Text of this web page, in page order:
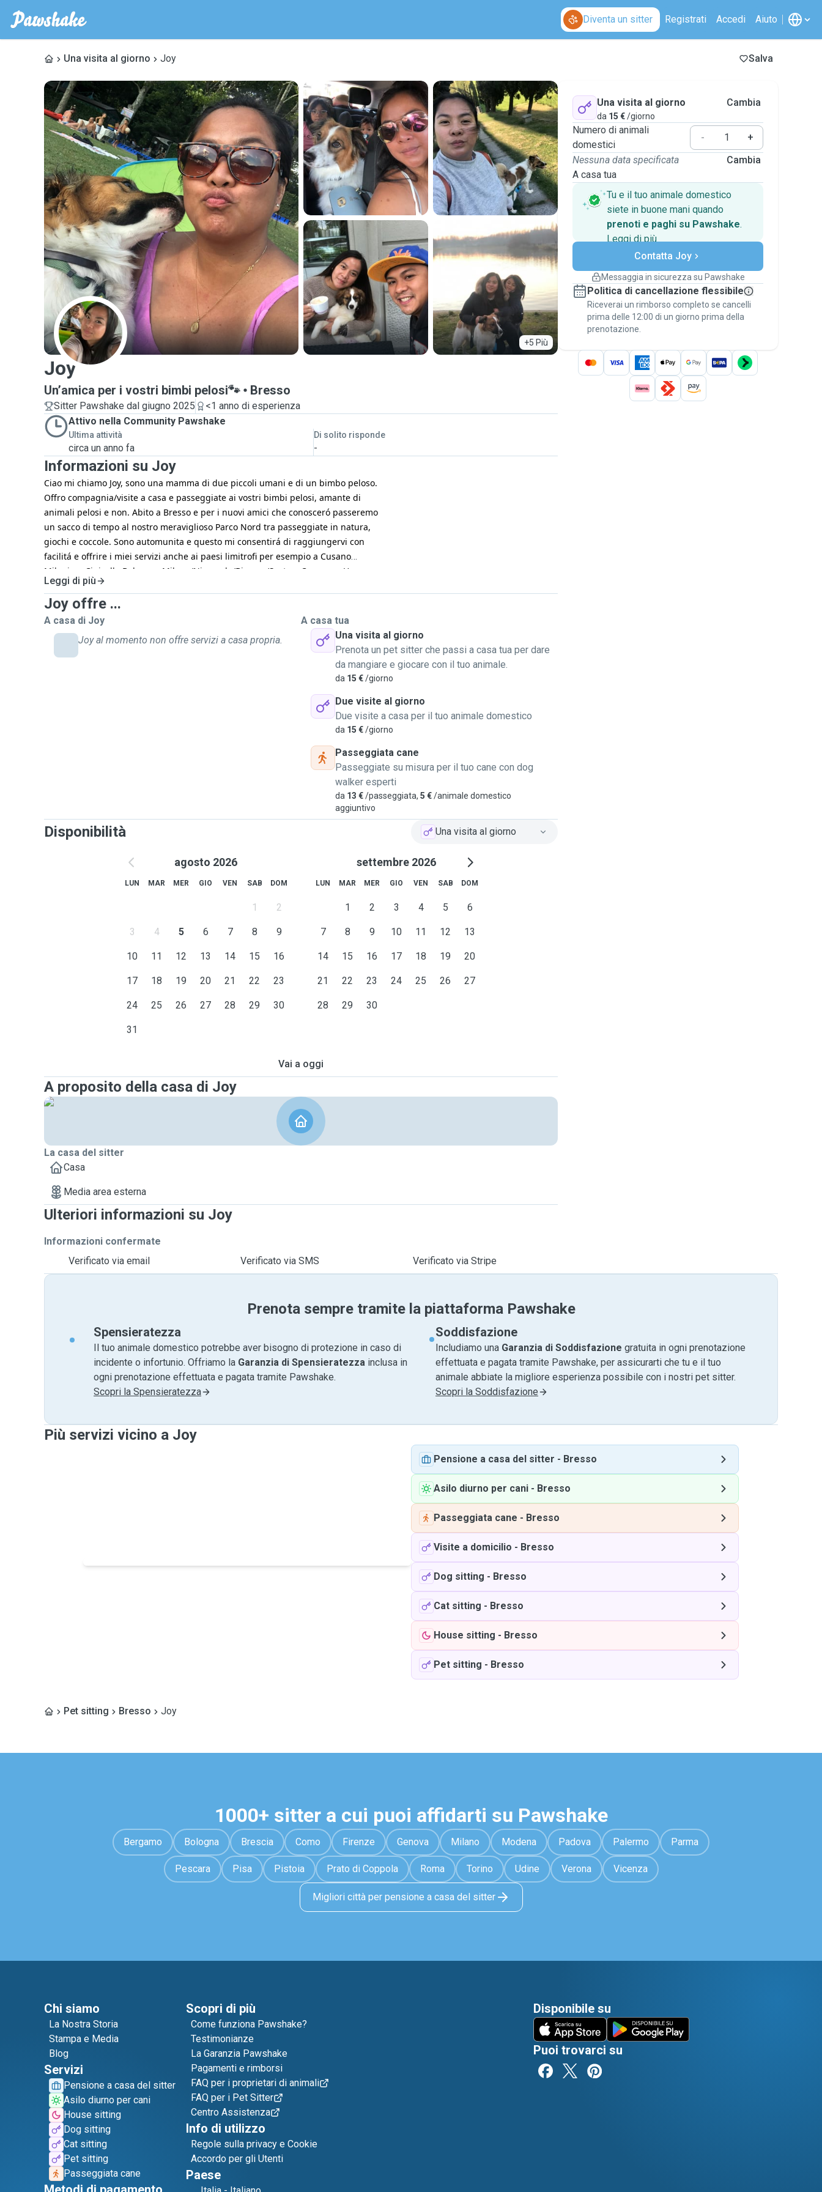
Diventa un sitter Registrati Accedi Aiuto
Una visita al giorno Joy Salva
+5 Più
J
Joy
Un’amica per i vostri bimbi pelosi🐾 Bresso
Sitter Pawshake dal giugno 2025
<1 anno di esperienza
Attivo nella Community Pawshake
Ultima attività
circa un anno fa
Di solito risponde
-
Informazioni su Joy
Ciao mi chiamo Joy, sono una mamma di due piccoli umani e di un bimbo peloso.
Offro compagnia/visite a casa e passeggiate ai vostri bimbi pelosi, amante di
animali pelosi e non. Abito a Bresso e per i nuovi amici che conosceró passeremo
un sacco di tempo al nostro meraviglioso Parco Nord tra passeggiate in natura,
giochi e coccole. Sono automunita e questo mi consentirá di raggiungervi con
facilitá e offrire i miei servizi anche ai paesi limitrofi per esempio a Cusano
Milanino, Cinisello Balsamo, Milano/Niguarda/Bicocca/Sesto e Cormano. Ho un
lavoro principale su turni, quindi mi scuso giá in anticipo se non riusciró sempre
accontentarvi, ma se gli orari combiaciano e nei giorni di riposo sono libera, sono a
vostra disposizione e mi farebbe un sacco piacere fare un'pó di compgania ai
vostri amici a quattro zampe. Non vedo l'ora di conoscervi tutti a presto
Ciaooooooo!!!!!
Leggi di più
Joy offre ...
A casa di Joy
Joy al momento non offre servizi a casa propria.
A casa tua
Una visita al giorno
Prenota un pet sitter che passi a casa tua per dare
da mangiare e giocare con il tuo animale.
da 15 €/giorno
Due visite al giorno
Due visite a casa per il tuo animale domestico
da 15 €/giorno
Passeggiata cane
Passeggiate su misura per il tuo cane con dog
walker esperti
da 13 €/passeggiata, 5 €/animale domestico
aggiuntivo
Disponibilità Una visita al giorno
agosto 2026
LUN MAR MER GIO VEN SAB DOM
1 2
3 4 5 6 7 8 9
10 11 12 13 14 15 16
17 18 19 20 21 22 23
24 25 26 27 28 29 30
31
settembre 2026
LUN MAR MER GIO VEN SAB DOM
1 2 3 4 5 6
7 8 9 10 11 12 13
14 15 16 17 18 19 20
21 22 23 24 25 26 27
28 29 30
Vai a oggi
A proposito della casa di Joy
La casa del sitter
Casa
Media area esterna
Ulteriori informazioni su Joy
Informazioni confermate
Verificato via email
Verificato via SMS Verificato via Stripe
Una visita al giorno
da 15 €/giorno
Cambia
Numero di animali
domestici
-
+
Nessuna data specificata
A casa tua
Cambia
Tu e il tuo animale domestico
siete in buone mani quando
prenoti e paghi su Pawshake.
Leggi di piùPagamenti sicuri
Assistenza se i piani
Prenotazioni coperte
Stai su Pawshake - dal primo messaggio al
pagamento - per attivare laGaranzia
Pawshake.
Contatta Joy
Messaggia in sicurezza su Pawshake
Politica di cancellazione flessibile
Riceverai un rimborso completo se cancelli
prima delle 12:00 di un giorno prima della
prenotazione.
Prenota sempre tramite la piattaforma Pawshake
Spensieratezza
Il tuo animale domestico potrebbe aver bisogno di protezione in caso di
incidente o infortunio. Offriamo la Garanzia di Spensieratezza inclusa in
ogni prenotazione effettuata e pagata tramite Pawshake.
Scopri la Spensieratezza
Soddisfazione
Includiamo una Garanzia di Soddisfazione gratuita in ogni prenotazione
effettuata e pagata tramite Pawshake, per assicurarti che tu e il tuo
animale abbiate la migliore esperienza possibile con i nostri pet sitter.
Scopri la Soddisfazione
Più servizi vicino a Joy
Pensione a casa del sitter - Bresso
Asilo diurno per cani - Bresso
Passeggiata cane - Bresso
Visite a domicilio - Bresso
Dog sitting - Bresso
Cat sitting - Bresso
House sitting - Bresso
Pet sitting - Bresso
Pet sitting Bresso Joy
1000+ sitter a cui puoi affidarti su Pawshake
Bergamo Bologna Brescia Como Firenze Genova Milano Modena Padova Palermo Parma
Pescara Pisa Pistoia Prato di Coppola Roma Torino Udine Verona Vicenza
Migliori città per pensione a casa del sitter
Chi siamo
La Nostra Storia
Stampa e Media
Blog
Servizi
Pensione a casa del sitter
Asilo diurno per cani
House sitting
Dog sitting
Cat sitting
Pet sitting
Passeggiata cane
Scopri di più
Come funziona Pawshake?
Testimonianze
La Garanzia Pawshake
Pagamenti e rimborsi
FAQ per i proprietari di animali
FAQ per i Pet Sitter
Centro Assistenza
Info di utilizzo
Regole sulla privacy e Cookie
Accordo per gli Utenti
Paese
Disponibile su
Puoi trovarci su